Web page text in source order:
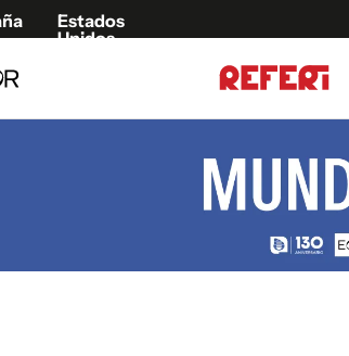
Estados
Unidos